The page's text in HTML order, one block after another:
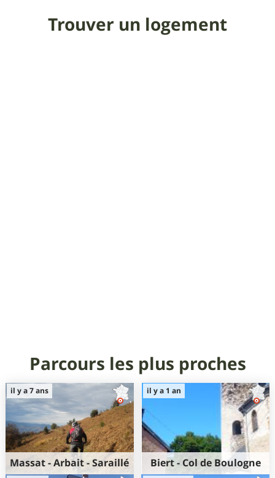
Trouver un logement
Parcours les plus proches
il y a 7 ans
Massat - Arbait - Saraillé
il y a 1 an
Biert - Col de Boulogne